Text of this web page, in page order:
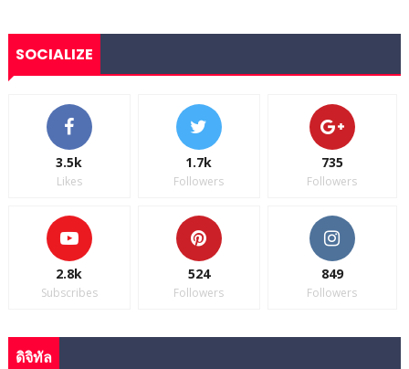
SOCIALIZE
3.5k
Likes
1.7k
Followers
735
Followers
2.8k
Subscribes
524
Followers
849
Followers
ดิจิทัล